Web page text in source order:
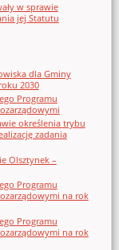
w sprawie
jej Statutu
dla Gminy
2030
Programu
określenia trybu
zadania
Olsztynek –
Programu
na rok
Programu
na rok